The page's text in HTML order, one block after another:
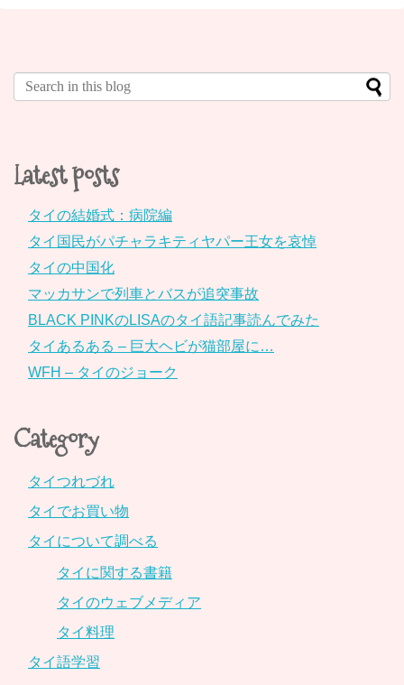
Latest posts
タイの結婚式：病院編
タイ国民がパチャラキティヤパー王女を哀悼
タイの中国化
マッカサンで列車とバスが追突事故
BLACK PINKのLISAのタイ語記事読んでみた
タイあるある – 巨大ヘビが猫部屋に…
WFH – タイのジョーク
Category
タイつれづれ
タイでお買い物
タイについて調べる
タイに関する書籍
タイのウェブメディア
タイ料理
タイ語学習